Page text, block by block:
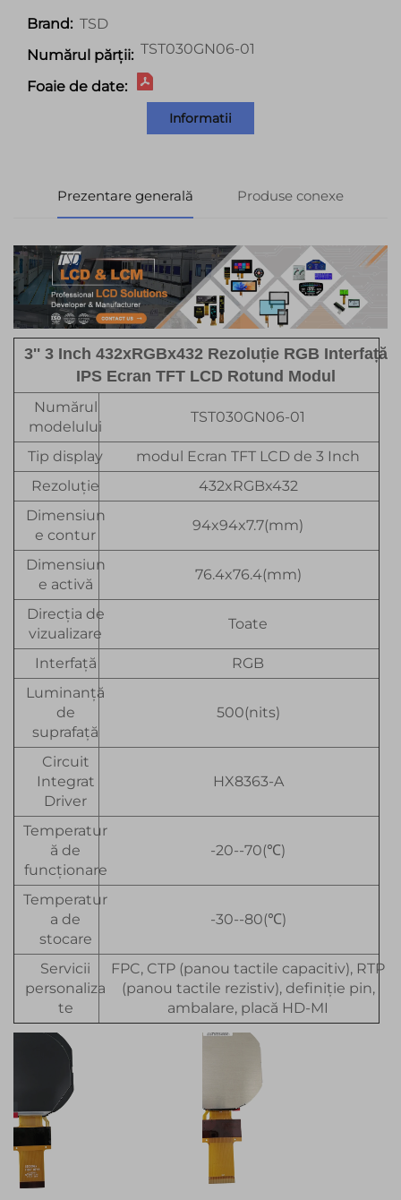
Brand: TSD
Numărul părții: TST030GN06-01
Foaie de date:
Informatii
Prezentare generală Produse conexe
3'' 3 Inch 432xRGBx432 Rezoluție RGB Interfață
IPS Ecran TFT LCD Rotund Modul
Numărul
modelului
TST030GN06-01
Tip display
modul Ecran TFT LCD de 3 Inch
Rezoluție
432xRGBx432
Dimensiun
e contur
94x94x7.7(mm)
Dimensiun
e activă
76.4x76.4(mm)
Direcția de
vizualizare
Toate
Interfață
RGB
Luminanță
de
suprafață
500(nits)
Circuit
Integrat
Driver
HX8363-A
Temperatur
ă de
funcționare
-20--70(℃)
Temperatur
a de
stocare
-30--80(℃)
Servicii
personaliza
te
FPC, CTP (panou tactile capacitiv), RTP
(panou tactile rezistiv), definiție pin,
ambalare, placă HD-MI